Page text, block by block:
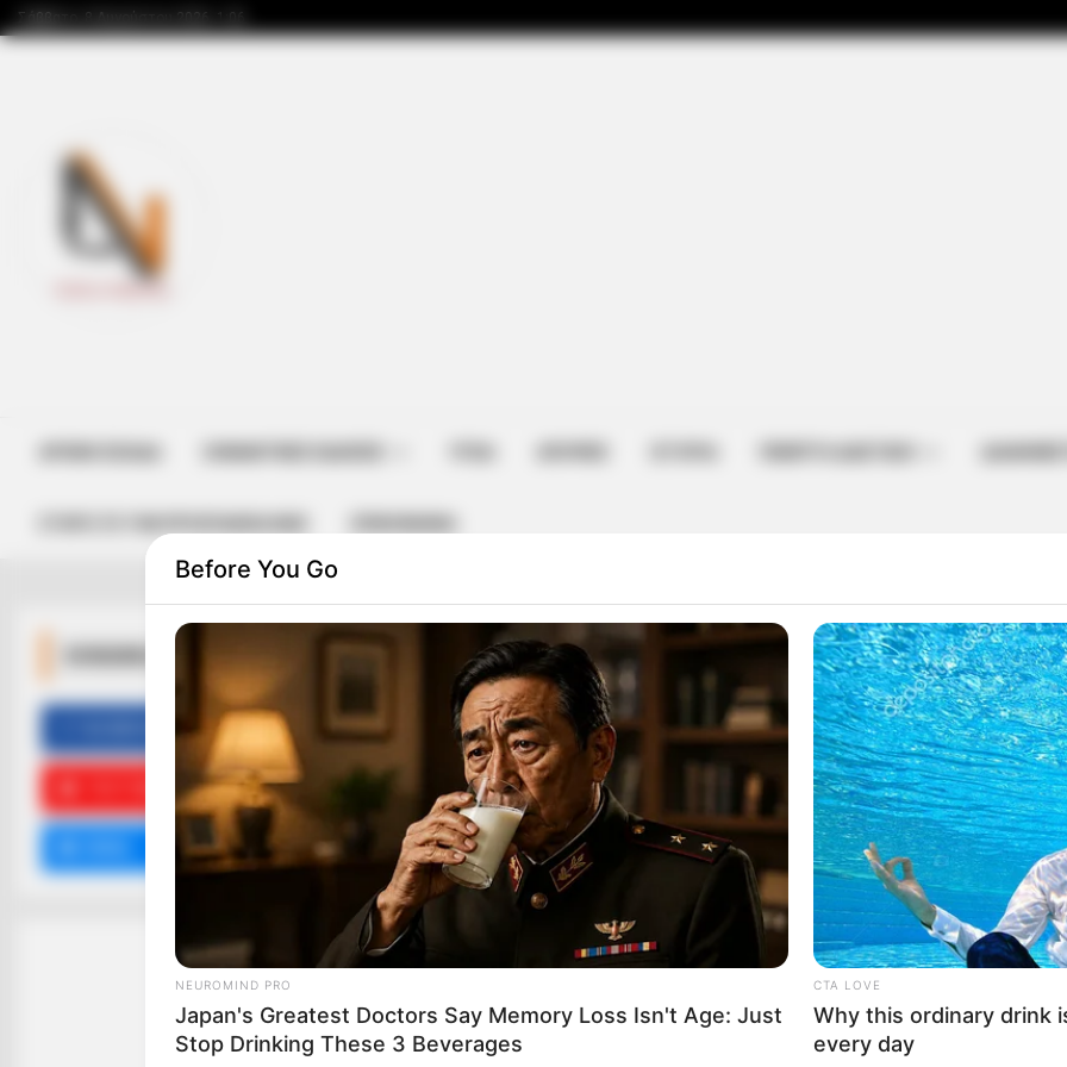
ΑΡΈΣΕΙ
ΕΓΓΡΑΦΕΊΤΕ
ΑΚΟΛΟΥΘΉΣΤΕ
Before You Go
NEUROMIND PRO
Japan's Greatest Doctors Say Memory Loss Isn't Age: Just
Stop Drinking These 3 Beverages
CTA LOVE
Why this ordinary drink
every day